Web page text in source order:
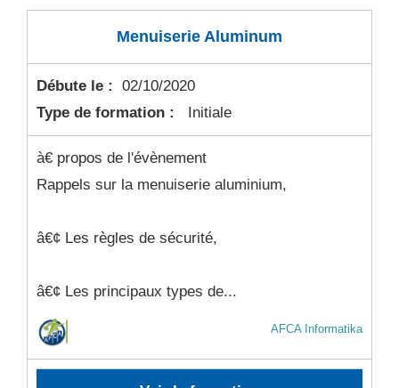
Menuiserie Aluminum
Débute le :
02/10/2020
Type de formation :
Initiale
à€ propos de l'évènement
Rappels sur la menuiserie aluminium,
â€¢ Les règles de sécurité,
â€¢ Les principaux types de...
AFCA Informatika